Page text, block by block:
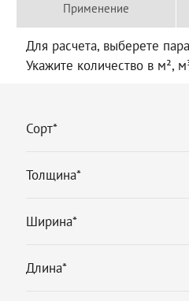
Применение
Для расчета, выберете
Укажите количество в м²,
Сорт*
Толщина*
Ширина*
Длина*